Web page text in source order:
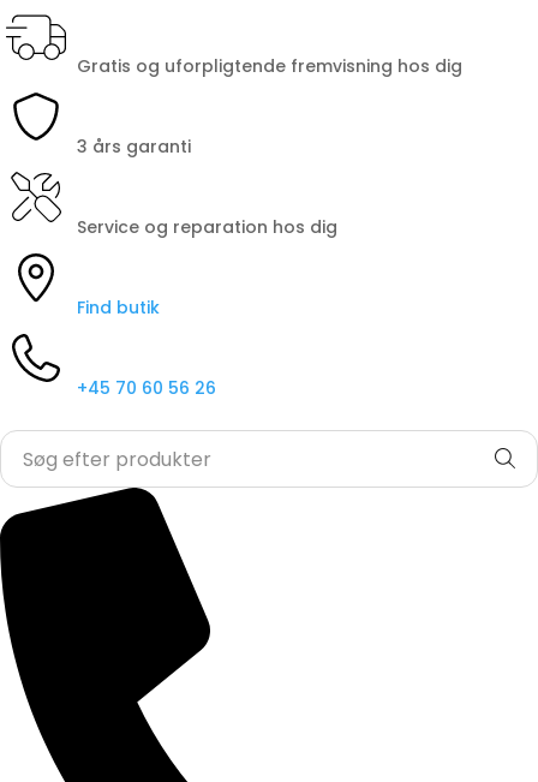
Gratis og uforpligtende fremvisning hos dig
3 års garanti
Service og reparation hos dig
Find butik
+45 70 60 56 26